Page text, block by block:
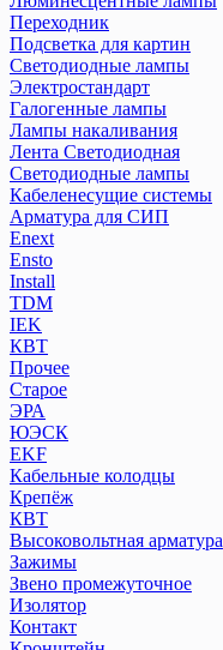
Переходник
Подсветка для картин
Светодиодные лампы
Электростандарт
Галогенные лампы
Лампы накаливания
Лента Светодиодная
Светодиодные лампы
Кабеленесущие системы
Арматура для СИП
Enext
Ensto
Install
TDM
IEK
КВТ
Прочее
Старое
ЭРА
ЮЭСК
EKF
Кабельные колодцы
Крепёж
КВТ
Высоковольтная арматура
Зажимы
Звено промежуточное
Изолятор
Контакт